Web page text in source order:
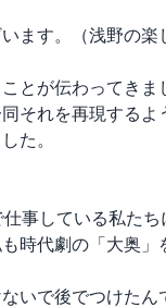
ます。（浅野の楽
とが伝わってき
それを再現する
た。
事している私た
時代劇の「大奥
いで後でつけたん